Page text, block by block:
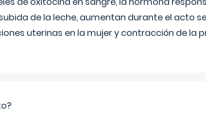
de la leche, aumentan durante el acto
uterinas en la mujer y contracción de la